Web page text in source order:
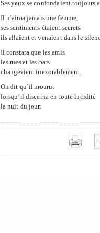
Ses yeux se confondaient toujours
Il n’aima jamais une femme,
ses sentiments étaient secrets
ils allaient et venaient dans le
Il constata que les amis
les rues et les bars
changeaient inexorablement.
On dit qu’il mourut
lorsqu’il discerna en toute lucidité
la nuit du jour.